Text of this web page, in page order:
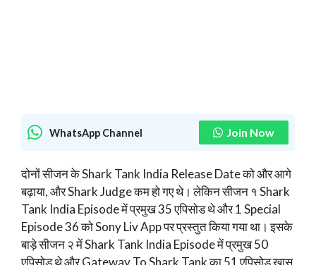
WhatsApp Channel Join Now
दोनों सीजन के Shark Tank India Release Date को और आगे
बढ़ाया, और Shark Judge कम हो गए थे। लेकिन सीजन १ Shark
Tank India Episode में प्रमुख 35 एपिसोड थे और 1 Special
Episode 36 को Sony Liv App पर प्रस्तुत किया गया था। इसके
बाड़े सीजन २ में Shark Tank India Episode में प्रमुख 50
एपिसोड थे और Gateway To Shark Tank का 51 एपिसोड ख़ास